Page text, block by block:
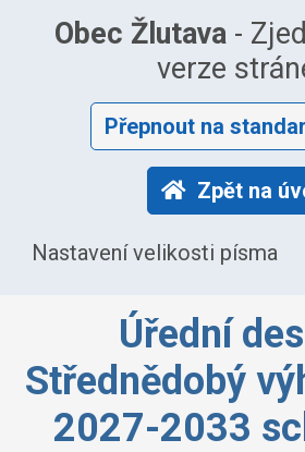
Obec Žlutava-
verze
Přepnout na
Zpět na
Nastavení velikosti písma
Úřední
Střednědobý
2027-2033